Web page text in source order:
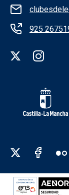
925
Redes
Redes